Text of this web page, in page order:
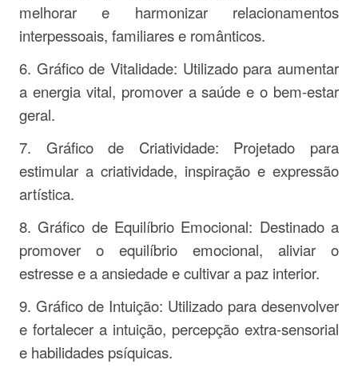
melhorar e harmonizar relacionamentos
interpessoais, familiares e românticos.
6. Gráfico de Vitalidade: Utilizado para aumentar
a energia vital, promover a saúde e o bem-estar
geral.
7. Gráfico de Criatividade: Projetado para
estimular a criatividade, inspiração e expressão
artística.
8. Gráfico de Equilíbrio Emocional: Destinado a
promover o equilíbrio emocional, aliviar o
estresse e a ansiedade e cultivar a paz interior.
9. Gráfico de Intuição: Utilizado para desenvolver
e fortalecer a intuição, percepção extra-sensorial
e habilidades psíquicas.